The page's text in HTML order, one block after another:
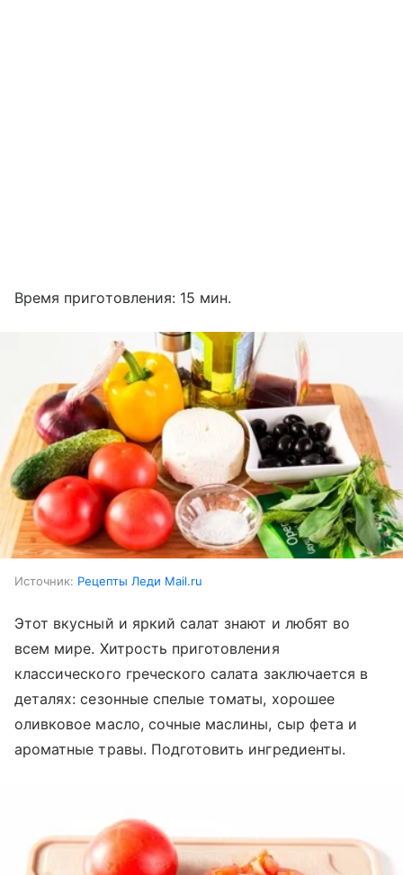
Время приготовления: 15 мин.
Источник: Рецепты Леди Mail.ru
Этот вкусный и яркий салат знают и любят во
всем мире. Хитрость приготовления
классического греческого салата заключается в
деталях: сезонные спелые томаты, хорошее
оливковое масло, сочные маслины, сыр фета и
ароматные травы. Подготовить ингредиенты.